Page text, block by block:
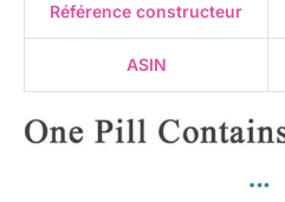
Référence constructeur
ASIN